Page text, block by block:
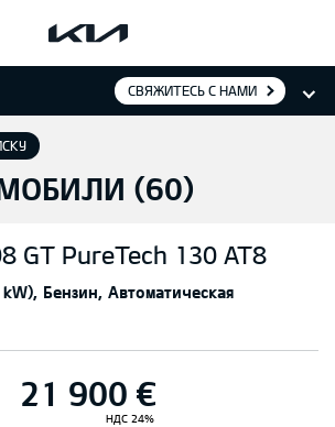
СВЯЖИТЕСЬ С НАМИ
(60)
GT PureTech 130 AT8
Бензин Автоматическая
21 900 €
НДС 24%